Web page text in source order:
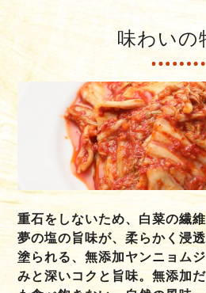
味わいの
重石をしないため、白菜の繊
夢の塩の旨味が、柔らかく浸
塗られる、無添加ヤンニョム
みと深いコクと旨味。無添加